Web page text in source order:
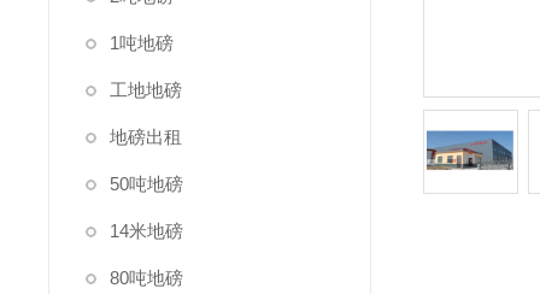
1吨地磅
工地地磅
地磅出租
50吨地磅
14米地磅
80吨地磅